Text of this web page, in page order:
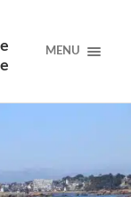
MENU